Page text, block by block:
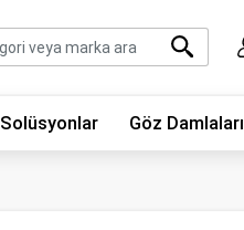
Solüsyonlar Göz Damlaları